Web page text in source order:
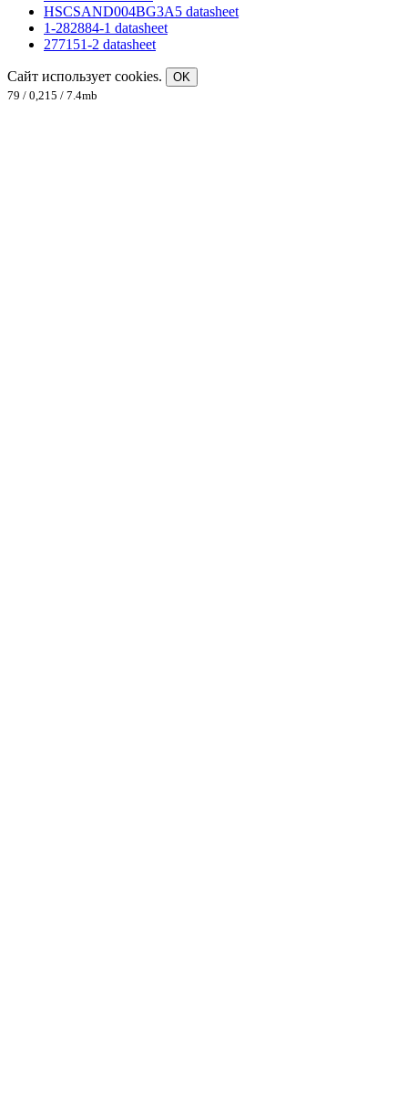
HSCSAND004BG3A5 datasheet
1-282884-1 datasheet
277151-2 datasheet
Сайт использует cookies.
OK
79 / 0,215 / 7.4mb